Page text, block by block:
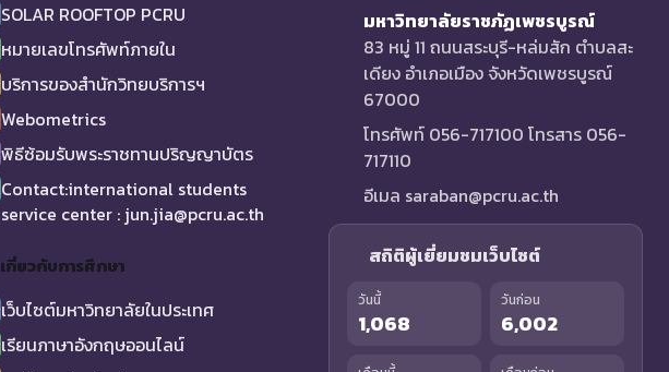
SOLAR ROOFTOP PCRU
หมายเลขโทรศัพท์ภายใน
บริการของสำนักวิทยบริการฯ
Webometrics
พิธีซ้อมรับพระราชทานปริญญาบัตร
Contact:international students
service center : jun.jia@pcru.ac.th
เกี่ยวกับการศึกษา
เว็บไซต์มหาวิทยาลัยในประเทศ
เรียนภาษาอังกฤษออนไลน์
มหาวิทยาลัยราชภัฏเพชรบูรณ์
83 หมู่ 11 ถนนสระบุรี-หล่มสัก ตำบลสะ
เดียง อำเภอเมือง จังหวัดเพชรบูรณ์
67000
โทรศัพท์ 056-717100 โทรสาร 056-
717110
อีเมล saraban@pcru.ac.th
สถิติผู้เยี่ยมชมเว็บไซต์
วันนี้
1,068
วันก่อน
6,002